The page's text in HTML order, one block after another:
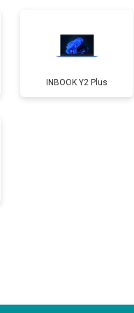
от 60 мин
от 110 мин
INBOOK Y2 Plus